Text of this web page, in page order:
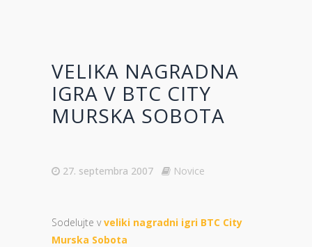
VELIKA NAGRADNA
IGRA V BTC CITY
MURSKA SOBOTA
27. septembra 2007 Novice
Sodelujte vveliki nagradni igri BTC City
Murska Sobota